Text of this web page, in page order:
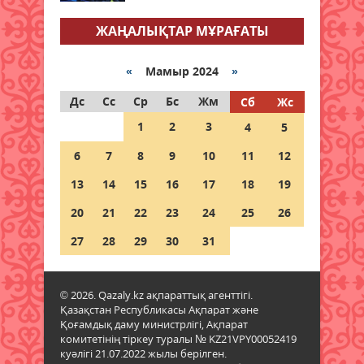
Ұлттық банк 6 тамызға арналған
06 тамыз 2026 ж. 81
Дауыл, жаңбыр: Еліміздің
бірнеше өңірінде ауа райына
байланысты ескерту жасалды
Бұршақ, дауыл: Еліміздің 16
өңірінде дауылды ескерту
жарияланды
06 тамыз 2026 ж. 83
6 тамызға валюта бағамы
06 тамыз 2026 ж. 80
Синоптиктер Қазақстанның екі
ЖАҢАЛЫҚТАР МҰРАҒАТЫ
« Мамыр 2024 »
Дс
Сс Ср Бс Жм Сб
Жс
1
2 3 4
5
6
7 8 9 10 11
12
13
14 15 16 17 18
19
20
21 22 23 24 25
26
27
28 29 30 31
© 2026. Qazaly.kz ақпараттық агенттігі.
Қазақстан Республикасы Ақпарат және
Қоғамдық даму министрлігі, Ақпарат
комитетінің тіркеу туралы № KZ21VPY00052419
куәлігі 21.07.2022 жылы берілген.